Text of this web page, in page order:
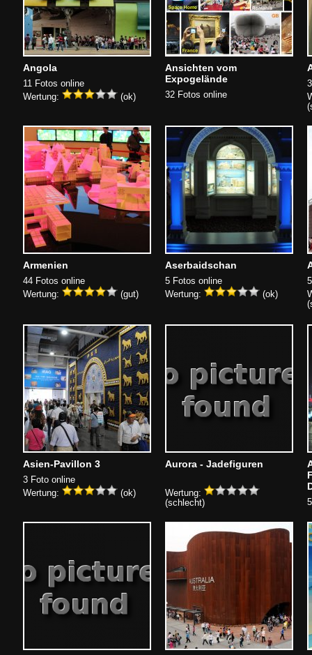
Angola
11 Fotos online
Wertung:
(ok)
Ansichten vom
Expogelände
32 Fotos online
Armenien
44 Fotos online
Wertung:
(gut)
Aserbaidschan
5 Fotos online
Wertung:
(ok)
Asien-Pavillon 3
3 Foto online
Wertung:
(ok)
Aurora - Jadefiguren
Wertung:
(schlecht)